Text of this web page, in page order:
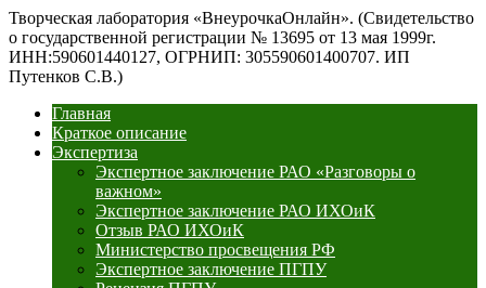
Творческая лаборатория «ВнеурочкаОнлайн». (Свидетельство
о государственной регистрации № 13695 от 13 мая 1999г.
ИНН:590601440127, ОГРНИП: 305590601400707. ИП
Путенков С.В.)
Главная
Краткое описание
Экспертиза
Экспертное заключение РАО «Разговоры о
важном»
Экспертное заключение РАО ИХОиК
Отзыв РАО ИХОиК
Министерство просвещения РФ
Экспертное заключение ПГПУ